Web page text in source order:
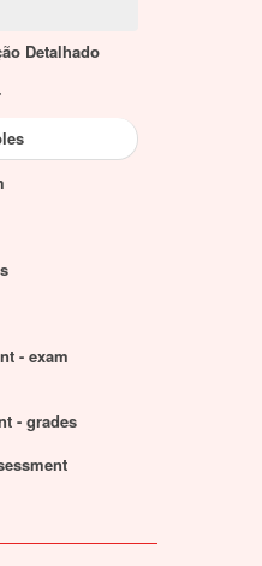
Detalhado
- exam
- grades